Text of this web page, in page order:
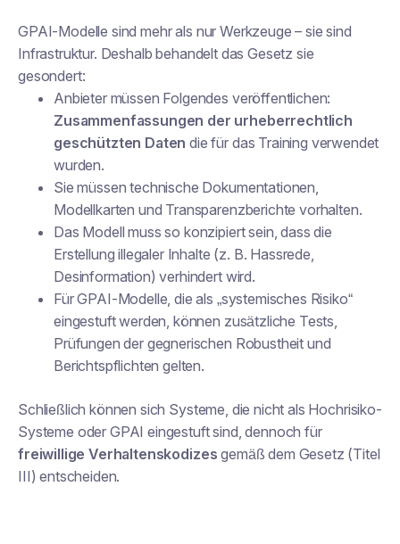
GPAI-Modelle sind mehr als nur Werkzeuge – sie sind
Infrastruktur. Deshalb behandelt das Gesetz sie
gesondert:
Anbieter müssen Folgendes veröffentlichen:
Zusammenfassungen der urheberrechtlich
geschützten Daten die für das Training verwendet
wurden.
Sie müssen technische Dokumentationen,
Modellkarten und Transparenzberichte vorhalten.
Das Modell muss so konzipiert sein, dass die
Erstellung illegaler Inhalte (z. B. Hassrede,
Desinformation) verhindert wird.
Für GPAI-Modelle, die als „systemisches Risiko“
eingestuft werden, können zusätzliche Tests,
Prüfungen der gegnerischen Robustheit und
Berichtspflichten gelten.
Schließlich können sich Systeme, die nicht als Hochrisiko-
Systeme oder GPAI eingestuft sind, dennoch für
freiwillige Verhaltenskodizes gemäß dem Gesetz (Titel
III) entscheiden.